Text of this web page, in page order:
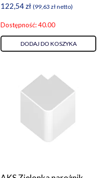
122,54 zł (99,63 złnetto)
Dostępność: 40.00
DODAJ DO KOSZYKA